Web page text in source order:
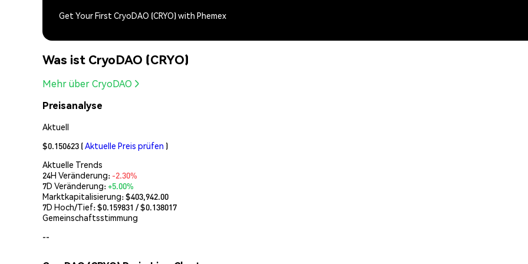
Get Your First CryoDAO (CRYO) with Phemex
Was ist CryoDAO (CRYO)
Mehr über CryoDAO
Preisanalyse
Aktuell
$0.150623 (Aktuelle Preis prüfen )
Aktuelle Trends
24H Veränderung: -2.30%
7D Veränderung:+5.00%
Marktkapitalisierung:$403,942.00
7D Hoch/Tief: $0.159831 / $0.138017
Gemeinschaftsstimmung
--